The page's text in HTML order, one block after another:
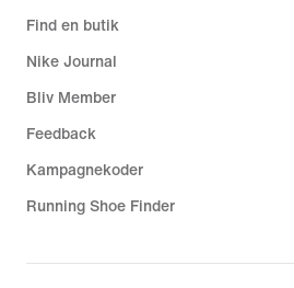
Find en butik
Nike Journal
Bliv Member
Feedback
Kampagnekoder
Running Shoe Finder